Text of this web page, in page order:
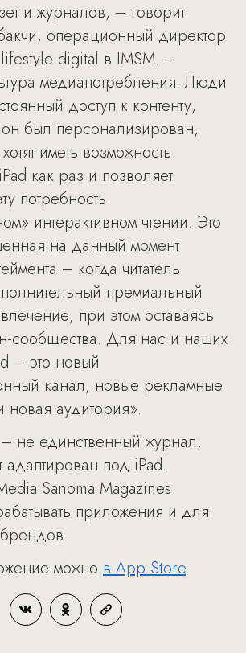
и журналов, – говорит
операционный директор
digital в IMSM. –
медиапотребления. Люди
доступ к контенту,
был персонализирован,
иметь возможность
как раз и позволяет
потребность
интерактивном чтении. Это
на данный момент
– когда читатель
премиальный
при этом оставаясь
сообщества. Для нас и наших
– это новый
канал, новые рекламные
новая аудитория».
не единственный журнал,
адаптирован под iPad.
Sanoma Magazines
приложения и для
можно в App Store.